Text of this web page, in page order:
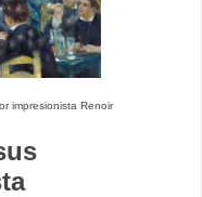
impresionista Renoir